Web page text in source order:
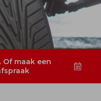
Of maak een